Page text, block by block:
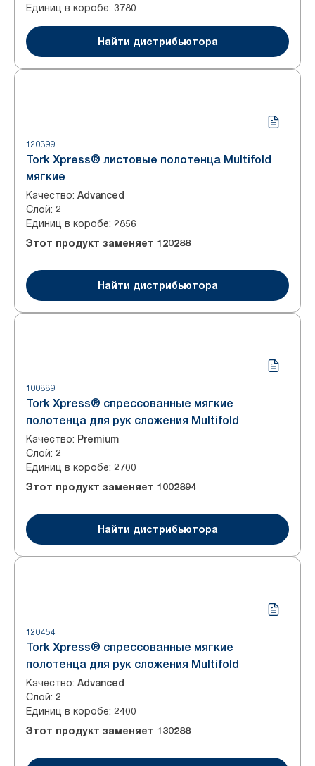
Единиц в коробе: 3780
Найти дистрибьютора
120399
Tork Xpress® листовые полотенца Multifold
мягкие
Качество: Advanced
Слой: 2
Единиц в коробе: 2856
Этот продукт заменяет 120288
Найти дистрибьютора
100889
Tork Xpress® спрессованные мягкие
полотенца для рук сложения Multifold
Качество: Premium
Слой: 2
Единиц в коробе: 2700
Этот продукт заменяет 1002894
Найти дистрибьютора
120454
Tork Xpress® спрессованные мягкие
полотенца для рук сложения Multifold
Качество: Advanced
Слой: 2
Единиц в коробе: 2400
Этот продукт заменяет 130288